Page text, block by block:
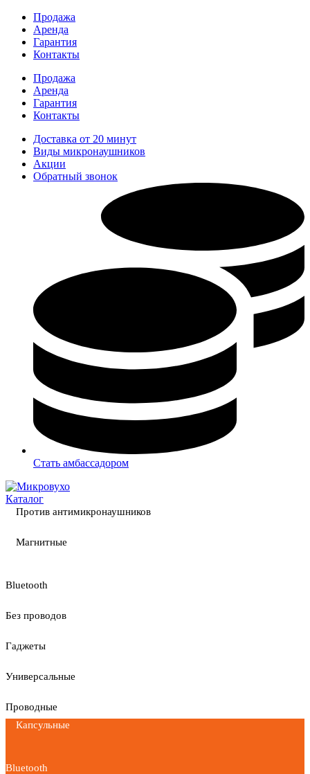
Перейти
содержимому
Продажа
Аренда
Гарантия
Контакты
Продажа
Аренда
Гарантия
Контакты
Доставка от 20 минут
Виды микронаушников
Акции
Обратный звонок
Стать амбассадором
Каталог
Против антимикронаушников
Магнитные
Bluetooth
Без проводов
Гаджеты
Универсальные
Проводные
Капсульные
Bluetooth